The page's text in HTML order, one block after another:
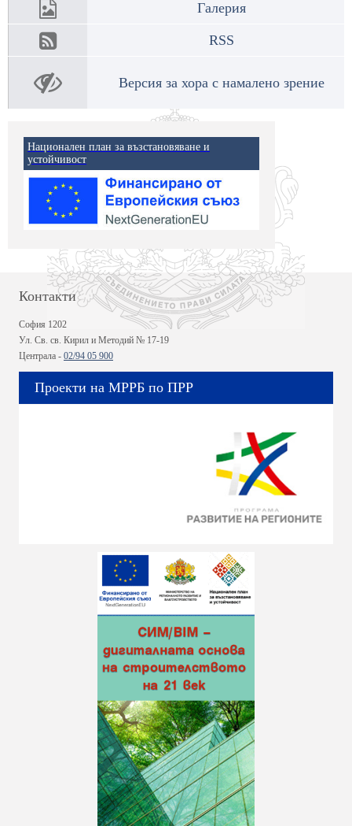
Галерия
RSS
Версия за хора с намалено зрение
Национален план за възстановяване и
устойчивост
Контакти
София 1202
Ул. Св. св. Кирил и Методий № 17-19
Централа - 02/94 05 900
Проекти на МРРБ по ПРР